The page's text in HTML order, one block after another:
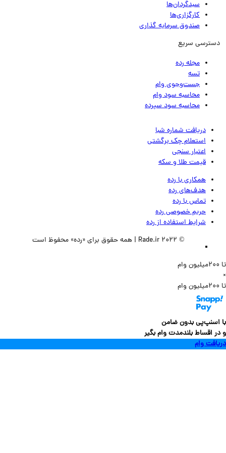
سبدگردان‌ها
کارگزاری‌ها
صندوق سرمایه گذاری
سریع
مجله رده
تسه
جست‌وجوی وام
محاسبه سود وام
محاسبه سود سپرده
دریافت شماره شبا
استعلام چک برگشتی
اعتبار سنجی
قیمت طلا و سکه
همکاری با رده
هدف‌های رده
تماس‌ با‌ رده
حریم خصوصی رده
شرایط استفاده از رده
بدون ضامن
بلندمدت وام بگیر
وام